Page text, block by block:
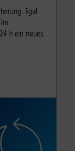
Egal
h ein neues